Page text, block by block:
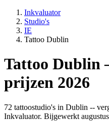
Inkvaluator
Studio's
IE
Tattoo Dublin
Tattoo Dublin
prijzen 2026
72 tattoostudio's in Dublin --
Inkvaluator. Bijgewerkt